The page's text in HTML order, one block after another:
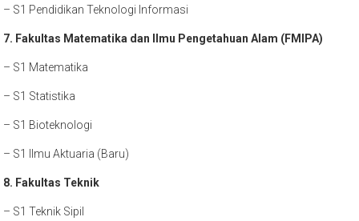
– S1 Pendidikan Teknologi Informasi
7. Fakultas Matematika dan Ilmu Pengetahuan Alam (FMIPA)
– S1 Matematika
– S1 Statistika
– S1 Bioteknologi
– S1 Ilmu Aktuaria (Baru)
8. Fakultas Teknik
– S1 Teknik Sipil